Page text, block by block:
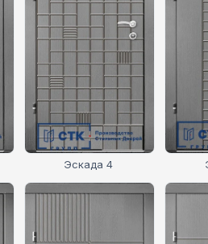
Эскада 4